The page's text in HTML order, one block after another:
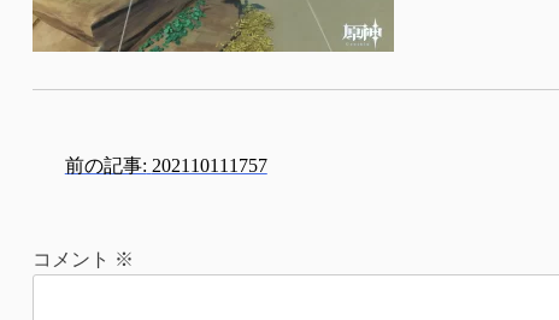
投
ナ
前の記事: 202110111757
コメント ※